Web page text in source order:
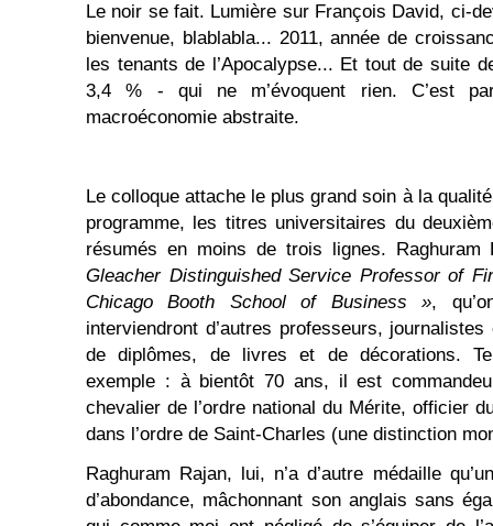
Le noir se fait. Lumière sur François David, ci-
bienvenue, blablabla... 2011, année de
les tenants de l’Apocalypse... Et tout de suite
3,4 % - qui ne m’évoquent rien. C’est
macroéconomie abstraite.
Le colloque attache le plus grand soin à la
programme, les titres universitaires du
résumés en moins de trois lignes.
Gleacher Distinguished Service Professor of
Chicago Booth School of Business »,
interviendront d’autres professeurs,
de diplômes, de livres et de décorations.
exemple : à bientôt 70 ans, il est
chevalier de l’ordre national du Mérite, officier
dans l’ordre de Saint-Charles (une distinction
Raghuram Rajan, lui, n’a d’autre médaille
d’abondance, mâchonnant son anglais sans